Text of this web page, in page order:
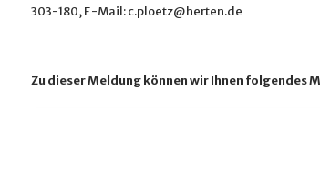
303-180, E-Mail: c.ploetz@herten.de
Zu dieser Meldung können wir Ihnen folgendes